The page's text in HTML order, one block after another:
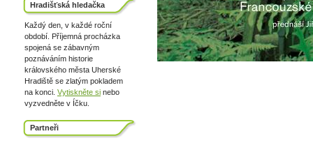
Hradišťská hledačka
Každý den, v každé roční
období. Příjemná procházka
spojená se zábavným
poznáváním historie
královského města Uherské
Hradiště se zlatým pokladem
na konci. Vytiskněte si nebo
vyzvedněte v Íčku.
Partneři